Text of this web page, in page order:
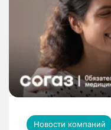
Новости компаний